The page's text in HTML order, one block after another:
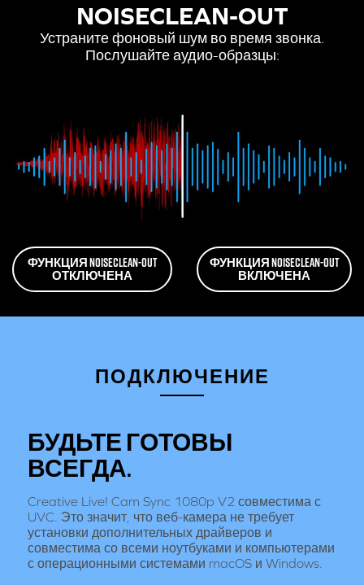
NOISECLEAN-OUT
Устраните фоновый шум во время звонка.
Послушайте аудио-образцы:
ФУНКЦИЯ NOISECLEAN-OUT
ОТКЛЮЧЕНА
ФУНКЦИЯ NOISECLEAN-OUT
ВКЛЮЧЕНА
ПОДКЛЮЧЕНИЕ
БУДЬТЕ ГОТОВЫ
ВСЕГДА.
Creative Live! Cam Sync 1080p V2 совместима с
UVC. Это значит, что веб-камера не требует
установки дополнительных драйверов и
совместима со всеми ноутбуками и компьютерами
с операционными системами macOS и Windows.